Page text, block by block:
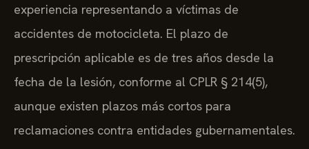
experiencia representando a víctimas de
accidentes de motocicleta. El plazo de
prescripción aplicable es de tres años desde la
fecha de la lesión, conforme al CPLR § 214(5),
aunque existen plazos más cortos para
reclamaciones contra entidades gubernamentales.